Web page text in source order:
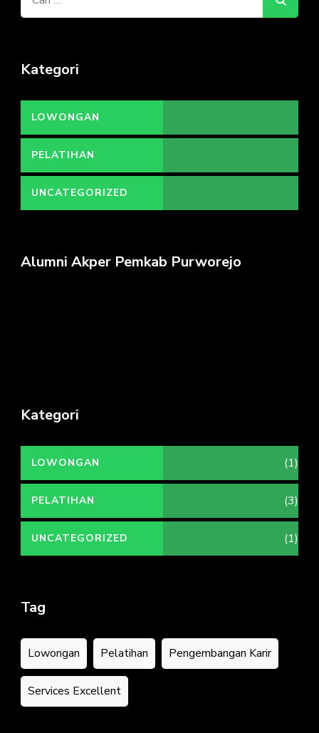
Kategori
LOWONGAN
PELATIHAN
UNCATEGORIZED
Alumni Akper Pemkab Purworejo
Kategori
LOWONGAN (1)
PELATIHAN (3)
UNCATEGORIZED (1)
Tag
Lowongan Pelatihan Pengembangan Karir
Services Excellent